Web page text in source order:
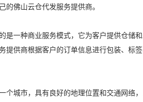
的佛山云仓代发服务提供商。
是一种商业服务模式，它为客户提供仓储
提供商根据客户的订单信息进行包装、标
个城市，具有良好的地理位置和交通网络